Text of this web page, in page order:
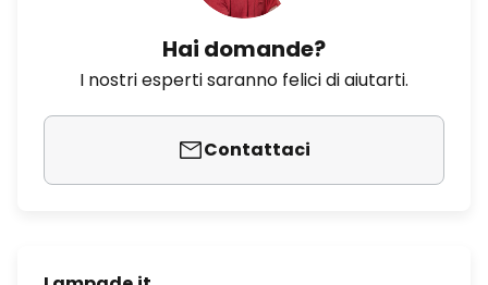
Hai domande?
I nostri esperti saranno felici di aiutarti.
Contattaci